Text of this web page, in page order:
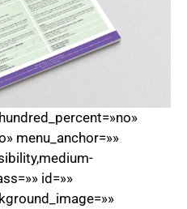
menu_anchor=»»
id=»»